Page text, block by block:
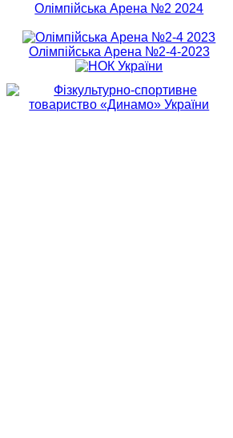
Олімпійська Арена №2 2024
Олімпійська Арена №2-4-2023